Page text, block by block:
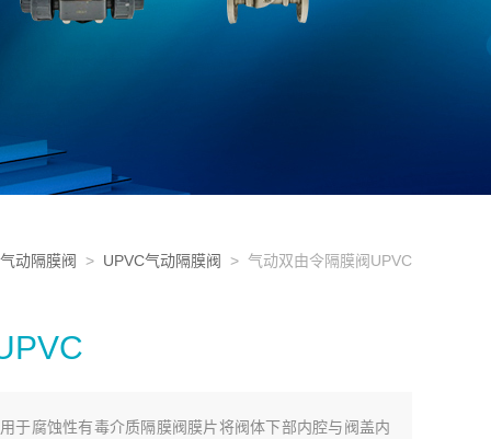
气动隔膜阀 > UPVC气动隔膜阀 > 气动双由令隔膜阀UPVC
于腐蚀性有毒介质隔膜阀膜片将阀体下部内腔与阀盖内